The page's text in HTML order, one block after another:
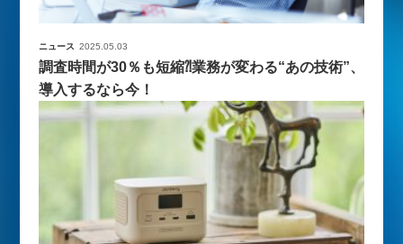
ニュース 2025.05.03
調査時間が30％も短縮⁈業務が変わる“あの技術”、
導入するなら今！